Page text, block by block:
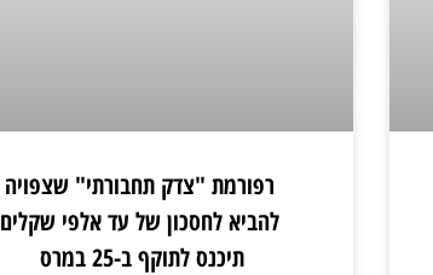
רפורמת "צדק תחבורתי" שצפויה
להביא לחסכון של עד אלפי שקלים
תיכנס לתוקף ב-25 במרס